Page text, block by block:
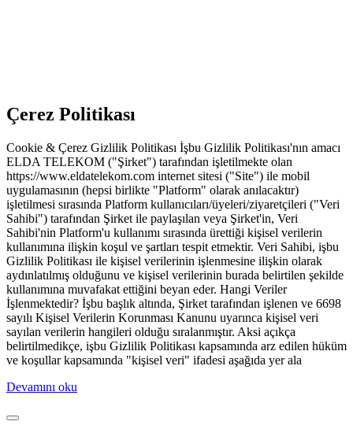
Çerez Politikası
Cookie & Çerez Gizlilik Politikası İşbu Gizlilik Politikası'nın amacı
ELDA TELEKOM ("Şirket") tarafından işletilmekte olan
https://www.eldatelekom.com internet sitesi ("Site") ile mobil
uygulamasının (hepsi birlikte "Platform" olarak anılacaktır)
işletilmesi sırasında Platform kullanıcıları/üyeleri/ziyaretçileri ("Veri
Sahibi") tarafından Şirket ile paylaşılan veya Şirket'in, Veri
Sahibi'nin Platform'u kullanımı sırasında ürettiği kişisel verilerin
kullanımına ilişkin koşul ve şartları tespit etmektir. Veri Sahibi, işbu
Gizlilik Politikası ile kişisel verilerinin işlenmesine ilişkin olarak
aydınlatılmış olduğunu ve kişisel verilerinin burada belirtilen şekilde
kullanımına muvafakat ettiğini beyan eder. Hangi Veriler
İşlenmektedir? İşbu başlık altında, Şirket tarafından işlenen ve 6698
sayılı Kişisel Verilerin Korunması Kanunu uyarınca kişisel veri
sayılan verilerin hangileri olduğu sıralanmıştır. Aksi açıkça
belirtilmedikçe, işbu Gizlilik Politikası kapsamında arz edilen hüküm
ve koşullar kapsamında "kişisel veri" ifadesi aşağıda yer ala
Devamını oku